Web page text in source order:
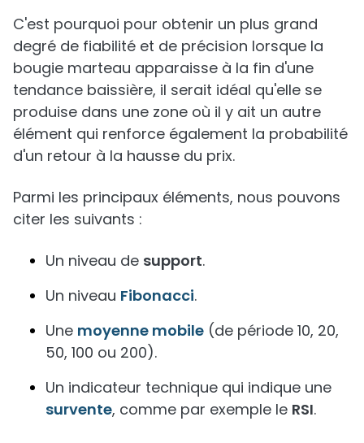
C'est pourquoi pour obtenir un plus grand
degré de fiabilité et de précision lorsque la
bougie marteau apparaisse à la fin d'une
tendance baissière, il serait idéal qu'elle se
produise dans une zone où il y ait un autre
élément qui renforce également la probabilité
Parmi les principaux éléments, nous pouvons
Un niveau desupport
Un niveauFibonacci.
Unemoyenne mobile
50, 100 ou 200).
Un indicateur technique qui indique une